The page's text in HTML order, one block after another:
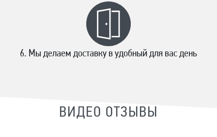
Мы делаем доставку в удобный для вас день
ВИДЕО ОТЗЫВЫ